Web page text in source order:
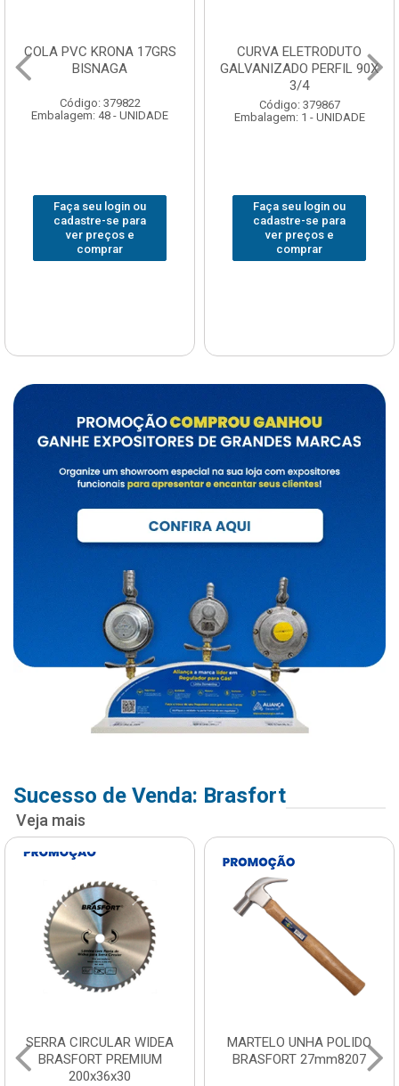
COLA PVC KRONA 17GRS
BISNAGA
Código: 379822
Embalagem: 48 - UNIDADE
Faça seu login ou
cadastre-se para
ver preços e
comprar
CURVA ELETRODUTO
GALVANIZADO PERFIL 90X
3/4
Código: 379867
Embalagem: 1 - UNIDADE
Faça seu login ou
cadastre-se para
ver preços e
comprar
Sucesso de Venda: Brasfort
Veja mais
SERRA CIRCULAR WIDEA
BRASFORT PREMIUM
200x36x30
MARTELO UNHA POLIDO
BRASFORT 27mm8207